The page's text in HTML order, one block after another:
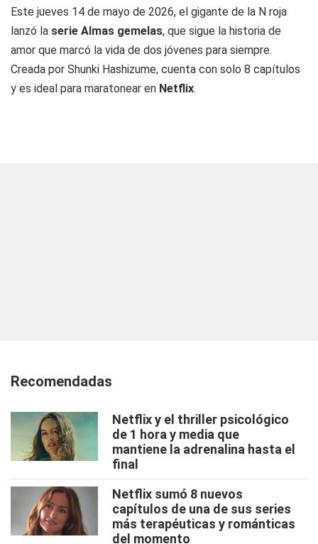
Este jueves 14 de mayo de 2026, el gigante de la N roja
lanzó la serie Almas gemelas, que sigue la historia de
amor que marcó la vida de dos jóvenes para siempre.
Creada por Shunki Hashizume, cuenta con solo 8 capítulos
y es ideal para maratonear en Netflix.
Recomendadas
Netflix y el thriller psicológico
de 1 hora y media que
mantiene la adrenalina hasta el
final
Netflix sumó 8 nuevos
capítulos de una de sus series
más terapéuticas y románticas
del momento